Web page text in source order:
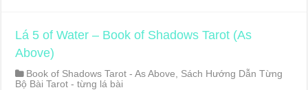
Lá 5 of Water – Book of Shadows Tarot (As
Above)
Book of Shadows Tarot - As Above, Sách Hướng Dẫn Từng
Bộ Bài Tarot - từng lá bài